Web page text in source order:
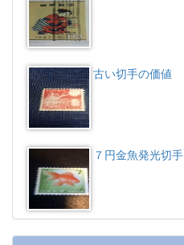
古い切手の価値
７円金魚発光切手